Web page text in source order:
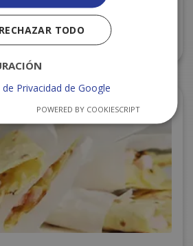
COLA 40X60 C/30
RECHAZAR TODO
Privacidad de Google
POWERED BY COOKIESCRIPT